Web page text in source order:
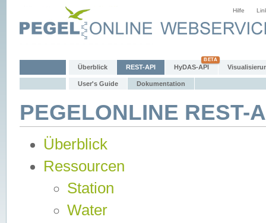
Hilfe
Überblick REST-API HyDAS-API
User's Guide Dokumentation
PEGELONLINE
Überblick
Ressourcen
Station
Water